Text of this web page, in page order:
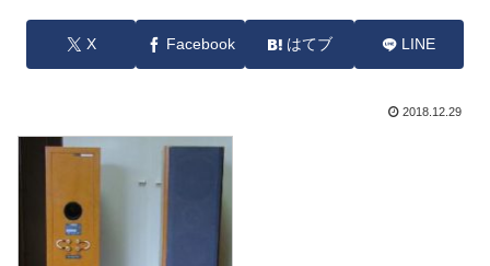
X Facebook はてブ LINE
2018.12.29